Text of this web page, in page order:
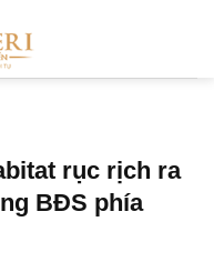
rục rịch ra
BĐS phía